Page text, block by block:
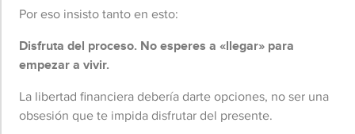
Por eso insisto tanto en esto:
Disfruta del proceso. No esperes a «llegar» para
empezar a vivir.
La libertad financiera debería darte opciones, no ser una
obsesión que te impida disfrutar del presente.